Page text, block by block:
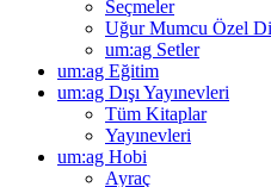
Seçmeler
Uğur Mumcu Özel
um:ag Setler
um:ag Eğitim
um:ag Dışı Yayınevleri
Tüm Kitaplar
Yayınevleri
um:ag Hobi
Ayraç